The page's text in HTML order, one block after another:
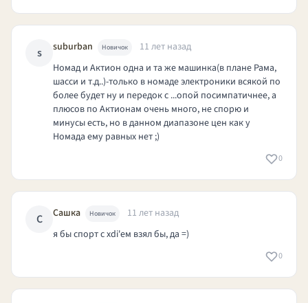
s suburban Новичок
11 лет назад
Номад и Актион одна и та же машинка(в плане Рама,
шасси и т.д..)-только в номаде электроники всякой по
более будет ну и передок с ...опой посимпатичнее, а
плюсов по Актионам очень много, не спорю и
минусы есть, но в данном диапазоне цен как у
Номада ему равных нет ;)
0
С Сашка Новичок
11 лет назад
я бы спорт с xdi'ем взял бы, да =)
0